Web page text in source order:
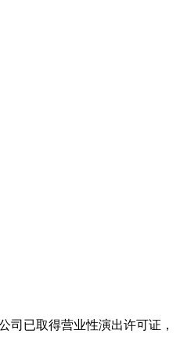
司已取得营业性演出许可证，